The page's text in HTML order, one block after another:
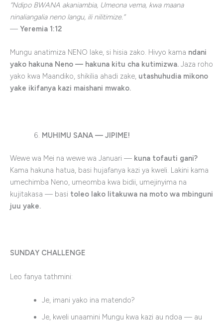
“Ndipo BWANA akaniambia, Umeona vema, kwa maana
ninaliangalia neno langu, ili nilitimize.”
— Yeremia 1:12
Mungu anatimiza NENO lake, si hisia zako. Hivyo kama ndani
yako hakuna Neno — hakuna kitu cha kutimizwa. Jaza roho
yako kwa Maandiko, shikilia ahadi zake, utashuhudia mikono
yake ikifanya kazi maishani mwako.
MUHIMU SANA — JIPIME!
Wewe wa Mei na wewe wa Januari — kuna tofauti gani?
Kama hakuna hatua, basi hujafanya kazi ya kweli. Lakini kama
umechimba Neno, umeomba kwa bidii, umejinyima na
kujitakasa — basi toleo lako litakuwa na moto wa mbinguni
juu yake.
SUNDAY CHALLENGE
Leo fanya tathmini:
Je, imani yako ina matendo?
Je, kweli unaamini Mungu kwa kazi au ndoa — au